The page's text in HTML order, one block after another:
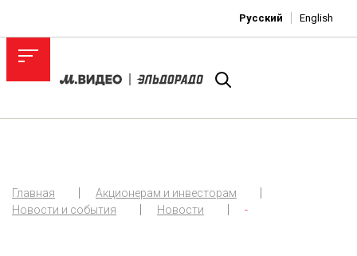
Русский English
Главная
Акционерам и инвесторам
Новости и события
Новости -